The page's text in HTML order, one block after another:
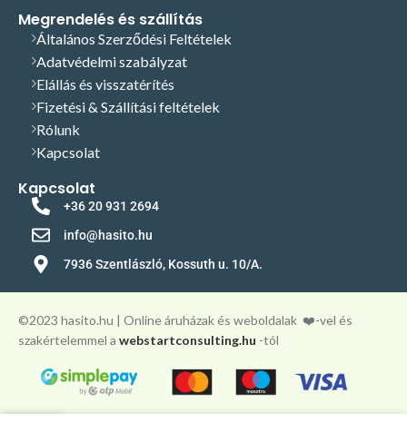
Megrendelés és szállítás
Általános Szerződési Feltételek
Adatvédelmi szabályzat
Elállás és visszatérítés
Fizetési & Szállítási feltételek
Rólunk
Kapcsolat
Kapcsolat
+36 20 931 2694
info@hasito.hu
7936 Szentlászló, Kossuth u. 10/A.
©️2023 hasito.hu | Online áruházak és weboldalak ❤️-vel és
szakértelemmel a webstartconsulting.hu -tól